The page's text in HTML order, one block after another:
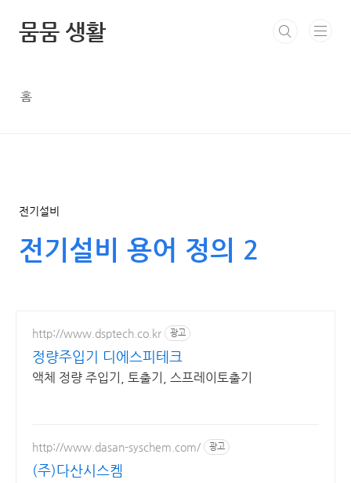
뭄뭄 생활
홈
전기설비
전기설비 용어 정의 2
http://www.dsptech.co.kr 광고
정량주입기 디에스피테크
액체 정량 주입기, 토출기, 스프레이토출기
http://www.dasan-syschem.com/ 광고
(주)다산시스켐